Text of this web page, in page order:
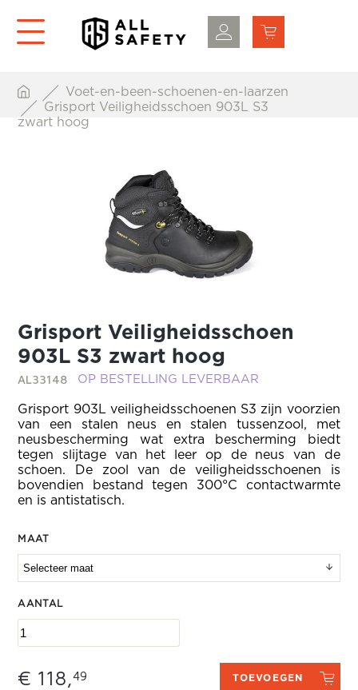
Voet-en-been-schoenen-en-laarzen
Grisport Veiligheidsschoen 903L S3
zwart hoog
Grisport Veiligheidsschoen
903L S3 zwart hoog
AL33148 OP BESTELLING LEVERBAAR
Grisport 903L veiligheidsschoenen S3 zijn voorzien
van een stalen neus en stalen tussenzool, met
neusbescherming wat extra bescherming biedt
tegen slijtage van het leer op de neus van de
schoen. De zool van de veiligheidsschoenen is
bovendien bestand tegen 300°C contactwarmte
en is antistatisch.
MAAT
AANTAL
€ 118,49 TOEVOEGEN